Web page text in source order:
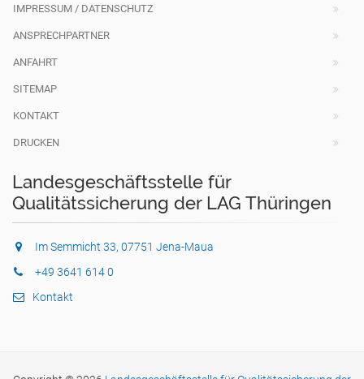
IMPRESSUM / DATENSCHUTZ
ANSPRECHPARTNER
ANFAHRT
SITEMAP
KONTAKT
DRUCKEN
Landesgeschäftsstelle für
Qualitätssicherung der LAG Thüringen
Im Semmicht 33, 07751 Jena-Maua
+49 3641 614 0
Kontakt